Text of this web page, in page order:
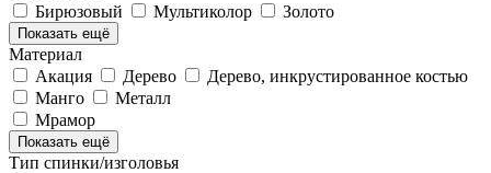
Бирюзовый
Мультиколор Золото
Показать ещё
Материал
Акация
Дерево
Дерево, инкрустированное костью
Манго
Металл
Мрамор
Показать ещё
Тип спинки/изголовья